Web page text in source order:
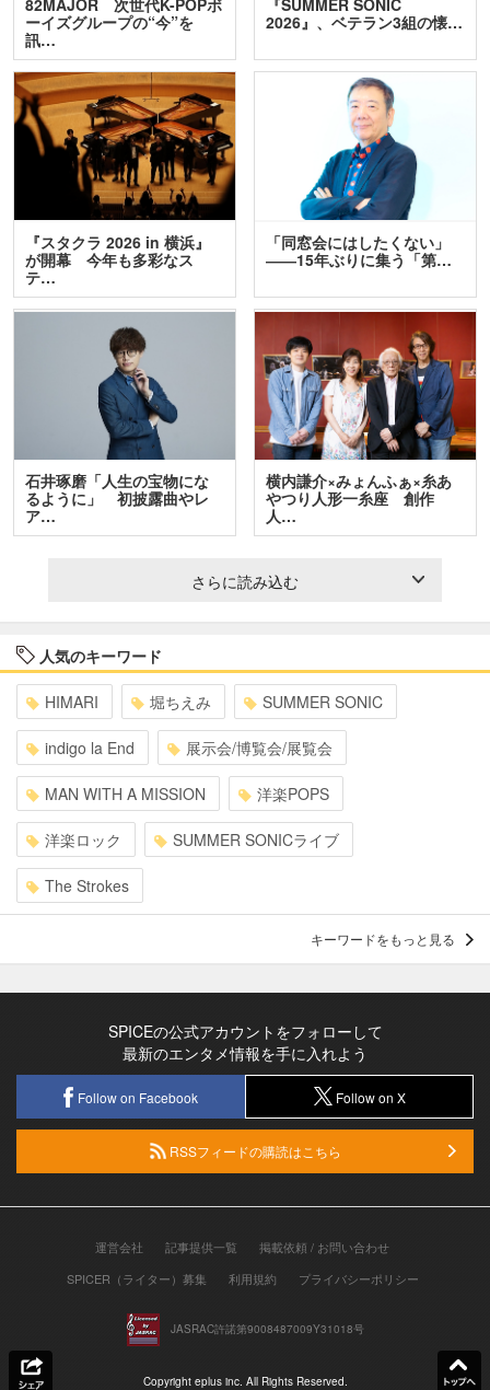
ーイズグループの“今”を
訊…
2026』、ベテラン3組の懐…
『スタクラ 2026 in 横浜』
が開幕 今年も多彩なス
テ…
「同窓会にはしたくない」
――15年ぶりに集う「第…
石井琢磨「人生の宝物にな
るように」 初披露曲やレ
ア…
横内謙介×みょんふぁ×糸あ
やつり人形一糸座 創作
人…
さらに読み込む
人気のキーワード
HIMARI 堀ちえみ SUMMER SONIC
indigo la End 展示会/博覧会/展覧会
MAN WITH A MISSION 洋楽POPS
洋楽ロック SUMMER SONICライブ
The Strokes
キーワードをもっと見る
SPICEの公式アカウントをフォローして
最新のエンタメ情報を手に入れよう
Follow on Facebook Follow on X
RSSフィードの購読はこちら
運営会社 記事提供一覧
掲載依頼 / お問い合わせ
SPICER（ライター）募集
利用規約 プライバシーポリシー
JASRAC許諾第9008487009Y31018号
Copyright eplus inc. All Rights Reserved.